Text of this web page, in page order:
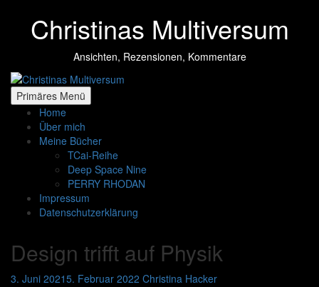
springenChristinas Multiversum
Ansichten, Rezensionen, Kommentare
Primäres Menü
Home
Über mich
Meine Bücher
TCai-Reihe
Deep Space Nine
PERRY RHODAN
Impressum
Datenschutzerklärung
Design trifft auf Physik
3. Juni 20215. Februar 2022 Christina Hacker